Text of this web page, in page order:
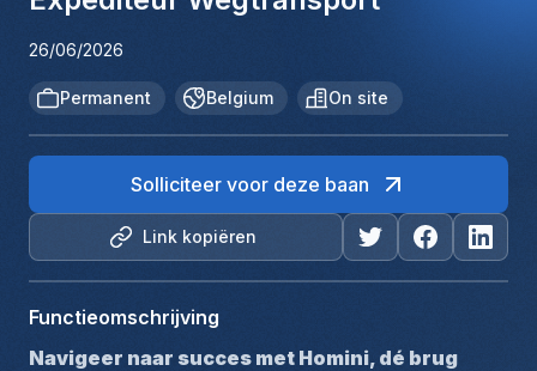
26/06/2026
Permanent Belgium On site
Link kopiëren
Solliciteer voor deze baan
Functieomschrijving
Navigeer naar succes met Homini, dé brug